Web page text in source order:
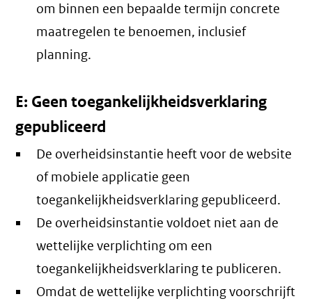
om binnen een bepaalde termijn concrete
maatregelen te benoemen, inclusief
planning.
E: Geen toegankelijkheidsverklaring
gepubliceerd
De overheidsinstantie heeft voor de website
of mobiele applicatie geen
toegankelijkheidsverklaring gepubliceerd.
De overheidsinstantie voldoet niet aan de
wettelijke verplichting om een
toegankelijkheidsverklaring te publiceren.
Omdat de wettelijke verplichting voorschrijft